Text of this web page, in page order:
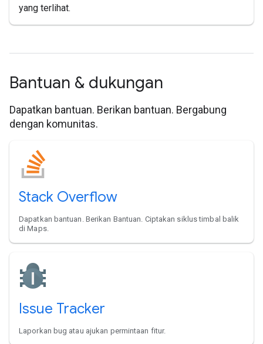
yang terlihat.
Bantuan & dukungan
Dapatkan bantuan. Berikan bantuan. Bergabung
dengan komunitas.
Stack Overflow
Dapatkan bantuan. Berikan Bantuan. Ciptakan siklus timbal balik
di Maps.
Issue Tracker
Laporkan bug atau ajukan permintaan fitur.